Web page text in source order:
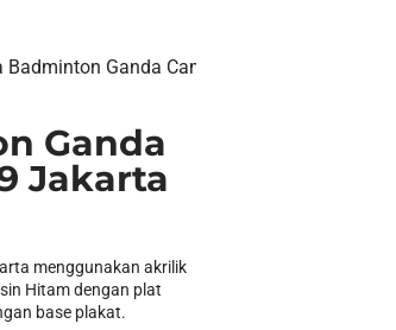
Ganda Campuran SMAKONECUP
Ganda
Jakarta
menggunakan akrilik
Hitam dengan plat
base plakat.